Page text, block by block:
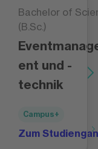
Bachelor of
(B.Sc.)
ent und -
technik
Campus+
Zum